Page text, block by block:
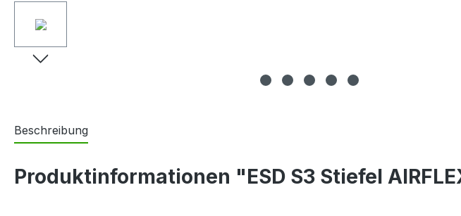
Beschreibung
Produktinformationen "ESD S3 Stiefel